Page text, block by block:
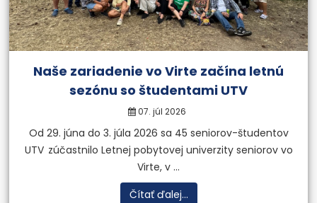
Naše zariadenie vo Virte začína letnú
sezónu so študentami UTV
07. júl 2026
Od 29. júna do 3. júla 2026 sa 45 seniorov-študentov
UTV zúčastnilo Letnej pobytovej univerzity seniorov vo
Virte, v ...
Čítať ďalej...